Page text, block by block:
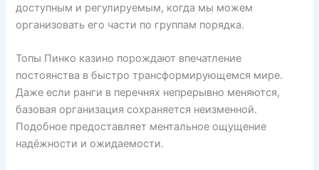
доступным и регулируемым, когда мы можем
организовать его части по группам порядка.
Топы Пинко казино порождают впечатление
постоянства в быстро трансформирующемся мире.
Даже если ранги в перечнях непрерывно меняются,
базовая организация сохраняется неизменной.
Подобное предоставляет ментальное ощущение
надёжности и ожидаемости.